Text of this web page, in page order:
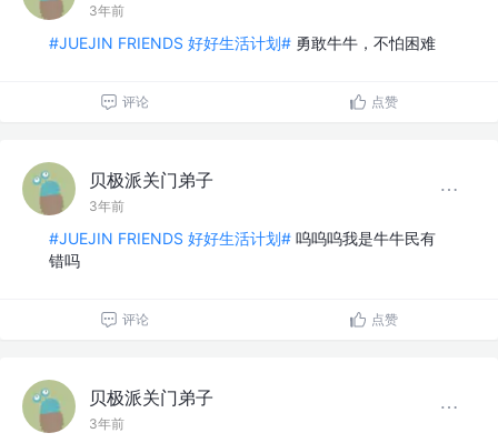
3年前
#JUEJIN FRIENDS 好好生活计划# 勇敢牛牛，不怕困难
评论 点赞
贝极派关门弟子
3年前
#JUEJIN FRIENDS 好好生活计划# 呜呜呜我是牛牛民有
错吗
评论 点赞
贝极派关门弟子
3年前